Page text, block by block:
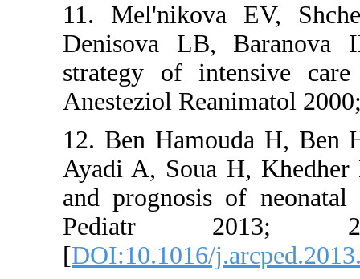
11.
Denisova
strategy
Anesteziol
12. Ben
Ayadi A,
and
[